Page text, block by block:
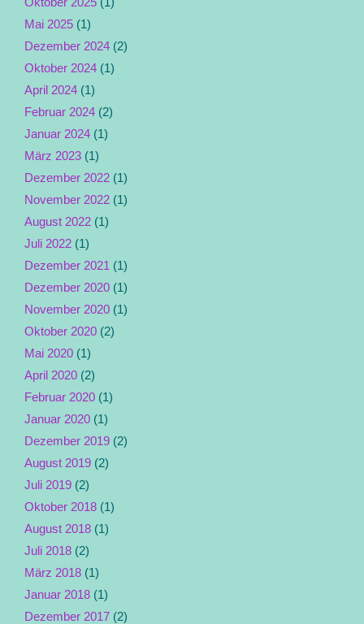
Mai 2025 (1)
Dezember 2024 (2)
Oktober 2024 (1)
April 2024 (1)
Februar 2024 (2)
Januar 2024 (1)
März 2023 (1)
Dezember 2022 (1)
November 2022 (1)
August 2022 (1)
Juli 2022 (1)
Dezember 2021 (1)
Dezember 2020 (1)
November 2020 (1)
Oktober 2020 (2)
Mai 2020 (1)
April 2020 (2)
Februar 2020 (1)
Januar 2020 (1)
Dezember 2019 (2)
August 2019 (2)
Juli 2019 (2)
Oktober 2018 (1)
August 2018 (1)
Juli 2018 (2)
März 2018 (1)
Januar 2018 (1)
Dezember 2017 (2)